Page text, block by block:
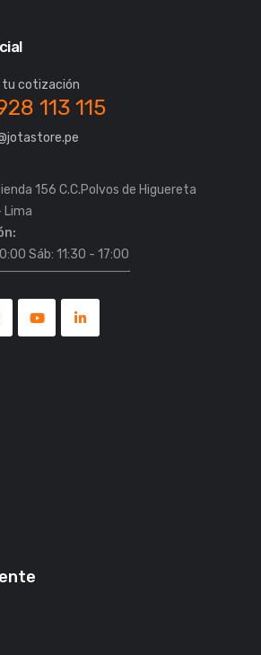
cotización
113 115
156 C.C.Polvos de Higuereta
Sáb: 11:30 - 17:00